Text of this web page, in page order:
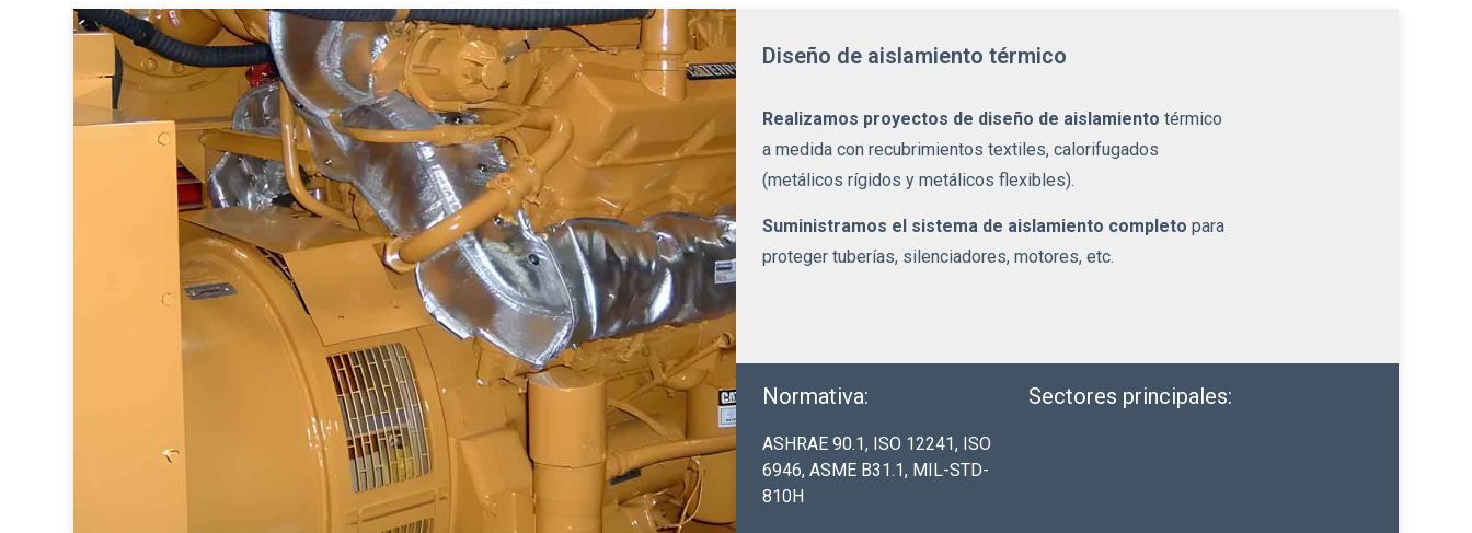
Diseño de aislamiento térmico
Realizamos proyectos de diseño de aislamiento térmico
a medida con recubrimientos textiles, calorifugados
(metálicos rígidos y metálicos flexibles).
Suministramos el sistema de aislamiento completo para
proteger tuberías, silenciadores, motores, etc.
Normativa:
ASHRAE 90.1, ISO 12241, ISO
6946,ASME B31.1, MIL-STD-
810H
Sectores principales: